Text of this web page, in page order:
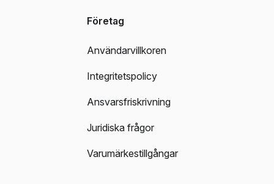
Företag
Användarvillkoren
Integritetspolicy
Ansvarsfriskrivning
Juridiska frågor
Varumärkestillgångar